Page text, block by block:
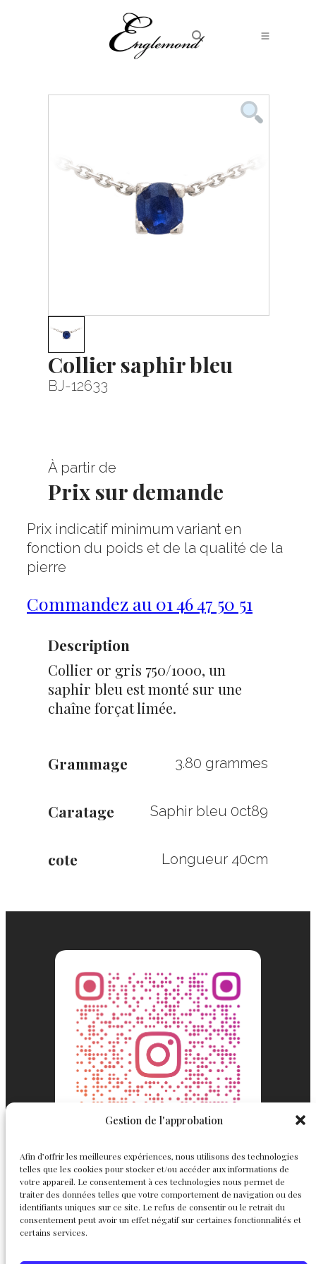
Gestion de l'approbation
Afin d’offrir les meilleures expériences, nous utilisons des technologies
telles que les cookies pour stocker et/ou accéder aux informations de
votre appareil. Le consentement à ces technologies nous permet de
traiter des données telles que votre comportement de navigation ou des
identifiants uniques sur ce site. Le refus de consentir ou le retrait du
consentement peut avoir un effet négatif sur certaines fonctionnalités et
certains services.
Collier saphir bleu
BJ-12633
À partir de
Prix sur demande
Prix indicatif minimum variant en
fonction du poids et de la qualité de la
pierre
Commandez au 01 46 47 50 51
Description
Collier or gris 750/1000, un
saphir bleu est monté sur une
chaîne forçat limée.
Grammage 3.80 grammes
Caratage Saphir bleu 0ct89
cote Longueur 40cm
Englemond